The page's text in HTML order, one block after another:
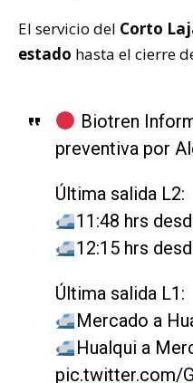
El servicio del Corto
estado hasta el cierre
Biotren
preventiva por
Última salida L2:
11:48 hrs
12:15 hrs
Última salida L1:
Mercado a
Hualqui a
pic.twitter.com/